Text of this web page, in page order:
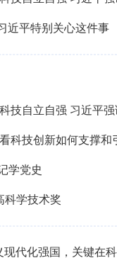
近平特别关心这件事
技自立自强 习近平
科技创新如何支撑和
学党史
科学技术奖
代化强国，关键在